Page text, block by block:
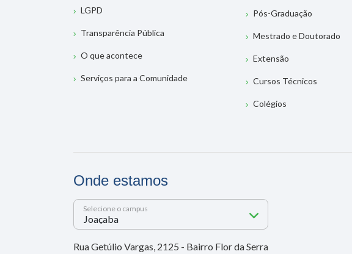
LGPD
Transparência Pública
O que acontece
Serviços para a Comunidade
Pós-Graduação
Mestrado e Doutorado
Extensão
Cursos Técnicos
Colégios
Onde estamos
Selecione o campus
Rua Getúlio Vargas, 2125 - Bairro Flor da Serra